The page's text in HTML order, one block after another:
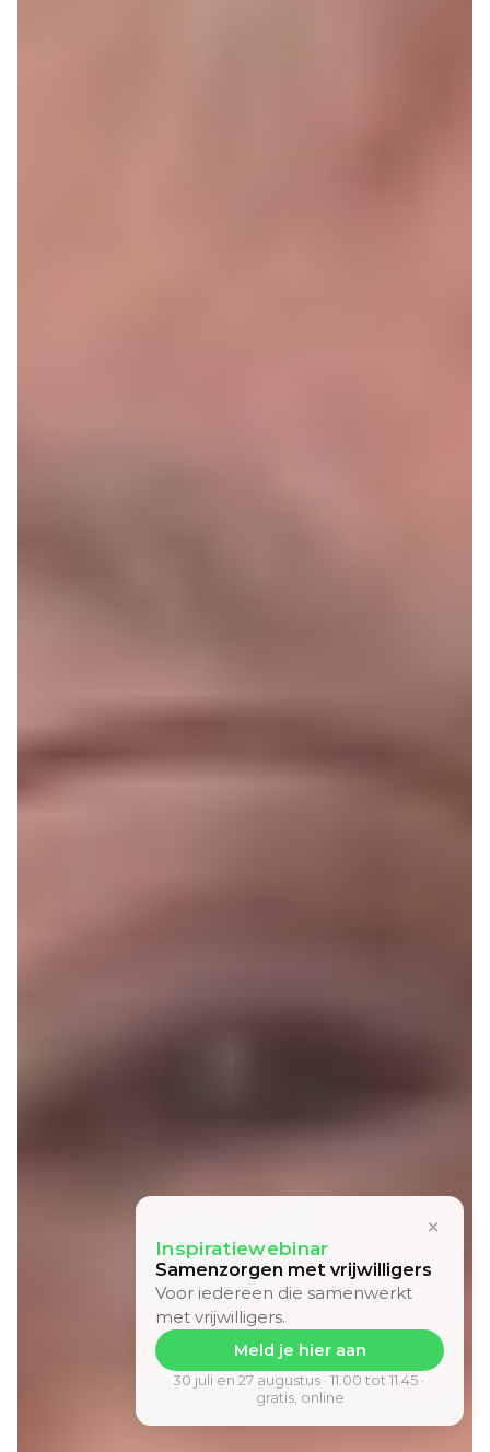
×
Inspiratiewebinar
Samenzorgen met vrijwilligers
Voor iedereen die samenwerkt
met vrijwilligers.
Meld je hier aan
30 juli en 27 augustus · 11.00 tot 11.45 ·
gratis, online